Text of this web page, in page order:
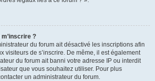
?
du forum ait désactivé les inscriptions afin
visiteurs de s’inscrire. De même, il est également
du forum ait banni votre adresse IP ou interdit
que vous souhaitez utiliser. Pour plus
un administrateur du forum.